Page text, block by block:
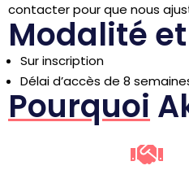
contacter pour que nous
Modalité
Sur inscription
Délai d’accès de 8
Pourquoi